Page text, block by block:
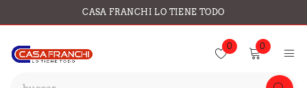
CASA FRANCHI LO TIENE TODO
0 0